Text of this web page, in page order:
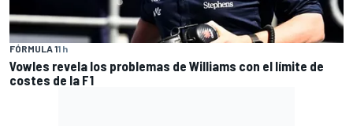
FÓRMULA 11 h
Vowles revela los problemas de Williams con el límite de
costes de la F1